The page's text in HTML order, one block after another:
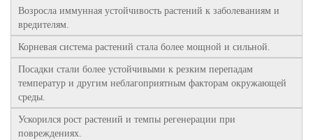
Возросла иммунная устойчивость растений к заболеваниям и
вредителям.
Корневая система растений стала более мощной и сильной.
Посадки стали более устойчивыми к резким перепадам
температур и другим неблагоприятным факторам окружающей
среды.
Ускорился рост растений и темпы регенерации при
повреждениях.